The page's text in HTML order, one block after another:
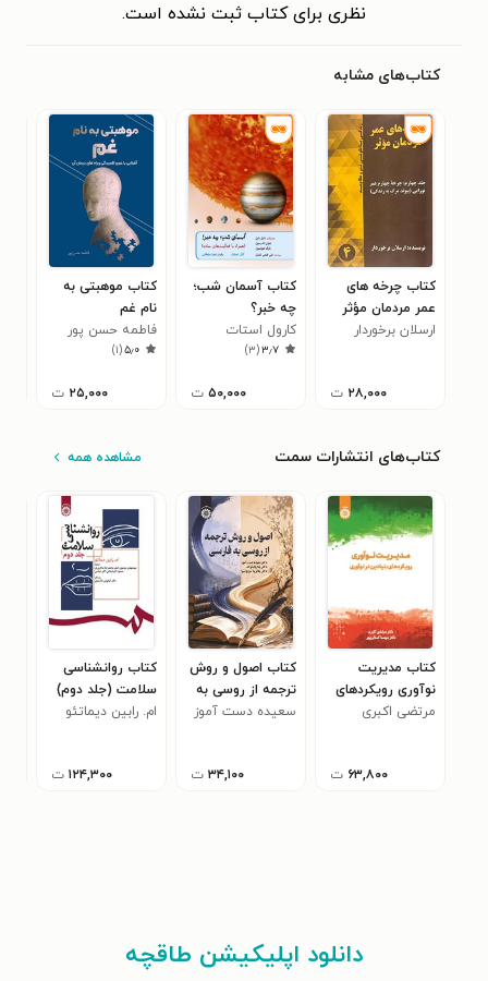
نظری برای کتاب ثبت نشده است.
کتاب‌های مشابه
کتاب چرخه های
عمر مردمان مؤثر
(جلد چهارم)
ارسلان برخوردار
۲۸,۰۰۰ ت
کتاب آسمان شب؛
چه خبر؟
کارول استات
۳٫۷(۳)
۵۰,۰۰۰ ت
کتاب موهبتی به
نام غم
فاطمه حسن پور
۵٫۰(۱)
۲۵,۰۰۰ ت
کتاب‌های انتشارات سمت مشاهده همه
کتاب مدیریت
نوآوری رویکردهای
بنیادین در نوآوری
مرتضی اکبری
۶۳,۸۰۰ ت
کتاب اصول و روش
ترجمه از روسی به
فارسی
سعیده دست آموز
۳۴,۱۰۰ ت
کتاب روانشناسی
سلامت (جلد دوم)
ام. رابین دیماتئو
۱۲۴,۳۰۰ ت
دانلود اپلیکیشن طاقچه